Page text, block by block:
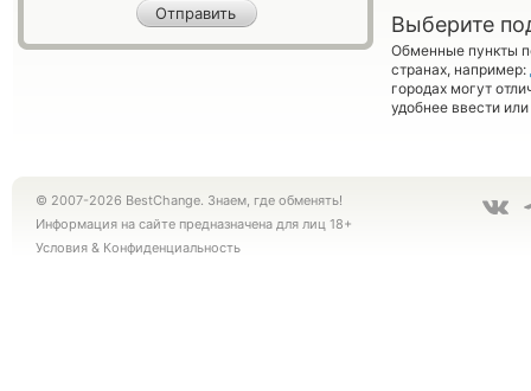
Выберите
Обменные пункты
странах, например:
городах могут
удобнее ввести
© 2007-2026 BestChange. Знаем, где обменять!
Информация на сайте предназначена для лиц 18+
Условия & Конфиденциальность